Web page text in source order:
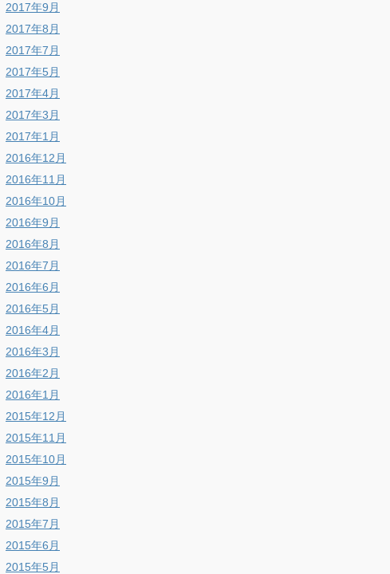
2017年9月
2017年8月
2017年7月
2017年5月
2017年4月
2017年3月
2017年1月
2016年12月
2016年11月
2016年10月
2016年9月
2016年8月
2016年7月
2016年6月
2016年5月
2016年4月
2016年3月
2016年2月
2016年1月
2015年12月
2015年11月
2015年10月
2015年9月
2015年8月
2015年7月
2015年6月
2015年5月